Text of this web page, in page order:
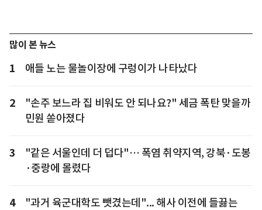
많이 본 뉴스
1 애들 노는 물놀이장에 구렁이가 나타났다
2
"손주 보느라 집 비워도 안 되나요?" 세금 폭탄 맞을까
민원 쏟아졌다
3
"같은 서울인데 더 덥다"… 폭염 취약지역, 강북·도봉
·중랑에 몰렸다
4
"과거 육군대학도 뺏겼는데"... 해사 이전에 들끓는